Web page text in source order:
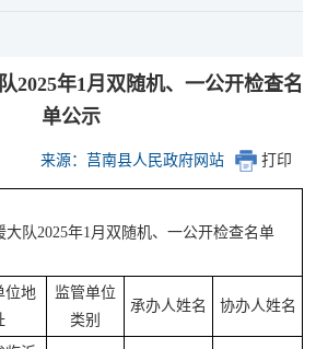
2025年1月双随机、一公开检查名
单公示
来源：莒南县人民政府网站 打印
大队2025年1月双随机、一公开检查名单
位地
监管单位
类别
承办人姓名 协办人姓名